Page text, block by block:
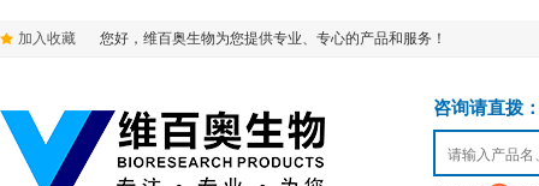
加入收藏 您好，维百奥生物为您提供专业、专心的产品和服务！
咨询请直拨